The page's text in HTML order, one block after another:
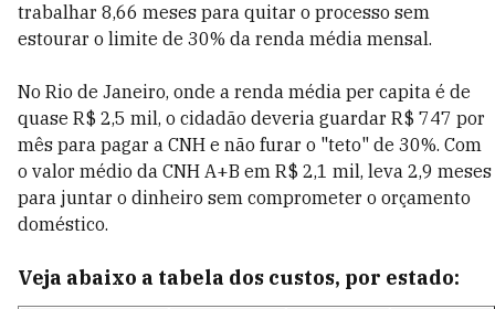
trabalhar 8,66 meses para quitar o processo sem
estourar o limite de 30% da renda média mensal.
No Rio de Janeiro, onde a renda média per capita é de
quase R$ 2,5 mil, o cidadão deveria guardar R$ 747 por
mês para pagar a CNH e não furar o "teto" de 30%. Com
o valor médio da CNH A+B em R$ 2,1 mil, leva 2,9 meses
para juntar o dinheiro sem comprometer o orçamento
doméstico.
Veja abaixo a tabela dos custos, por estado: